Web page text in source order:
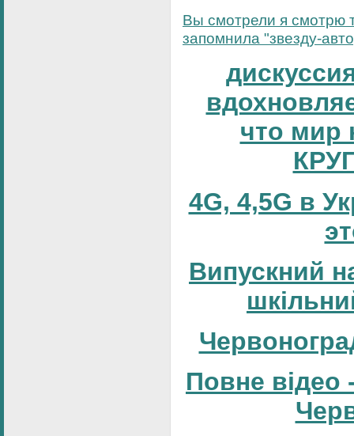
Вы смотрели я смотрю
запомнила "звезду-
что мир
4G, 4,5G в
Випускний
Повне відео